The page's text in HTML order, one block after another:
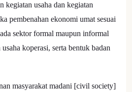
kegiatan usaha dan kegiatan
pembenahan ekonomi umat sesuai
sektor formal maupun informal
koperasi, serta bentuk badan
masyarakat madani [civil society]